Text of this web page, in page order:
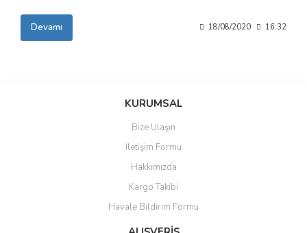
Devamı 18/08/2020 16:32
KURUMSAL
Bize Ulaşın
İletişim Formu
Hakkımızda
Kargo Takibi
Havale Bildirim Formu